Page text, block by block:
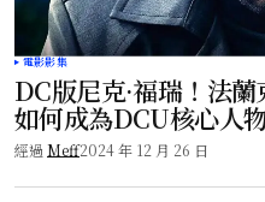
電影影集
DC版尼克·福瑞！法
如何成為DCU核心人物
經過 Meff2024 年 12 月 26 日